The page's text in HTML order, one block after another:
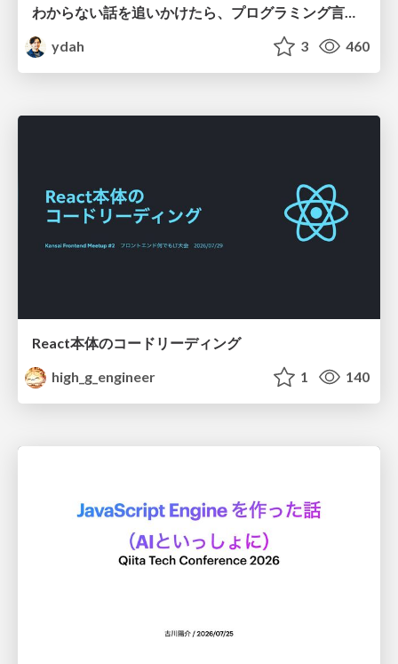
ydah
3 460
React本体のコードリーディング
high_g_engineer
1 140